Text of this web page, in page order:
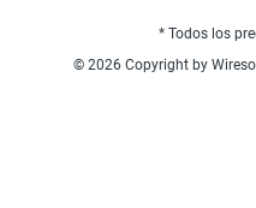
* Todos los
© 2026 Copyright by